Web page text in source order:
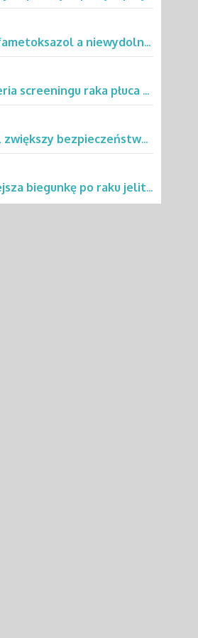
Trimetoprim-sulfametoksazol a niewydolność oddechowa – co mówią dane?
Czy obecne kryteria screeningu raka płuca wykluczają 2/3 pacjentów?
Czy pomiar TEWL zwiększy bezpieczeństwo testów alergicznych u dzieci?
Jak błonnik zmniejsza biegunkę po raku jelita grubego?